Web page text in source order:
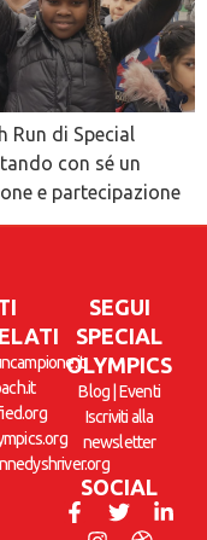
Run di Special
con sé un
e partecipazione
SEGUI
SPECIAL
OLYMPICS
Blog|Eventi
Iscriviti alla
newsletter
SOCIAL